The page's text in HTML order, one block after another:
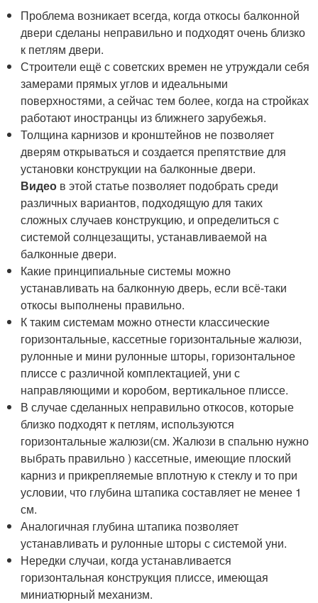
Проблема возникает всегда, когда откосы балконной
двери сделаны неправильно и подходят очень близко
к петлям двери.
Строители ещё с советских времен не утруждали себя
замерами прямых углов и идеальными
поверхностями, а сейчас тем более, когда на стройках
работают иностранцы из ближнего зарубежья.
Толщина карнизов и кронштейнов не позволяет
дверям открываться и создается препятствие для
установки конструкции на балконные двери.
Видео в этой статье позволяет подобрать среди
различных вариантов, подходящую для таких
сложных случаев конструкцию, и определиться с
системой солнцезащиты, устанавливаемой на
балконные двери.
Какие принципиальные системы можно
устанавливать на балконную дверь, если всё-таки
откосы выполнены правильно.
К таким системам можно отнести классические
горизонтальные, кассетные горизонтальные жалюзи,
рулонные и мини рулонные шторы, горизонтальное
плиссе с различной комплектацией, уни с
направляющими и коробом, вертикальное плиссе.
В случае сделанных неправильно откосов, которые
близко подходят к петлям, используются
горизонтальные жалюзи(см. Жалюзи в спальню нужно
выбрать правильно ) кассетные, имеющие плоский
карниз и прикрепляемые вплотную к стеклу и то при
условии, что глубина штапика составляет не менее 1
см.
Аналогичная глубина штапика позволяет
устанавливать и рулонные шторы с системой уни.
Нередки случаи, когда устанавливается
горизонтальная конструкция плиссе, имеющая
миниатюрный механизм.